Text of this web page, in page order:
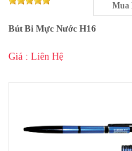
Mua
Bút Bi Mực Nước H16
Giá : Liên Hệ